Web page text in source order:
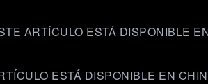
ARTÍCULO ESTÁ DISPONIBLE
ESTÁ DISPONIBLE EN